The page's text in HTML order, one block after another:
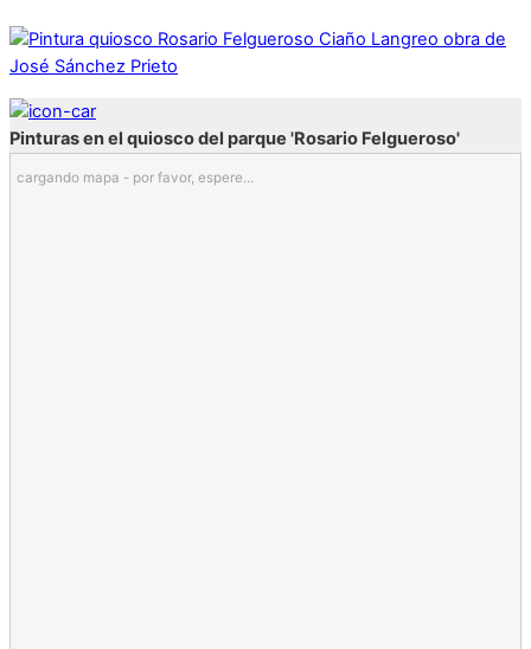
Pinturas en el quiosco del parque 'Rosario Felgueroso'
cargando mapa - por favor, espere...